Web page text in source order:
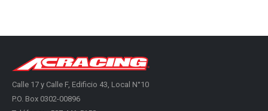
Calle 17 y Calle F, Edificio 43, Local N°10
P.O. Box 0302-00896